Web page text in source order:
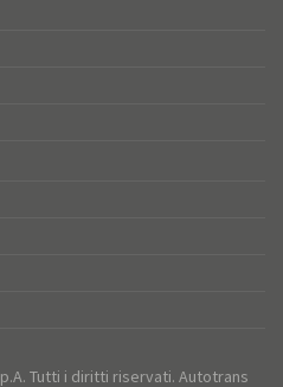
Tutti i diritti riservati. Autotrans